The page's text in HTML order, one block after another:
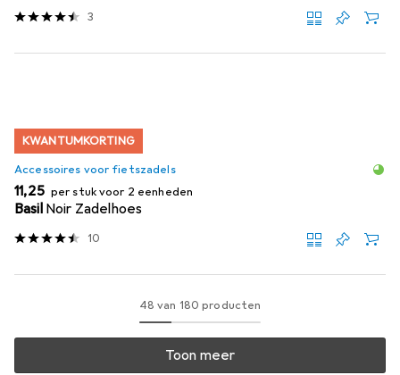
3
KWANTUMKORTING
Accessoires voor fietszadels
EUR
11,25 per stuk voor 2 eenheden
Basil Noir Zadelhoes
10
48 van 180 producten
Toon meer